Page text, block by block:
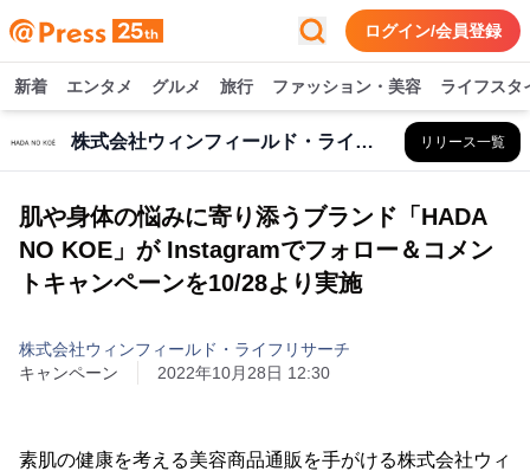
ログイン/会員登録
新着 エンタメ グルメ 旅行 ファッション・美容 ライフスタ
株式会社ウィンフィールド・ライフリサーチ リリース一覧
肌や身体の悩みに寄り添うブランド「HADA
NO KOE」が Instagramでフォロー＆コメン
トキャンペーンを10/28より実施
株式会社ウィンフィールド・ライフリサーチ
キャンペーン
2022年10月28日 12:30
素肌の健康を考える美容商品通販を手がける株式会社ウィ